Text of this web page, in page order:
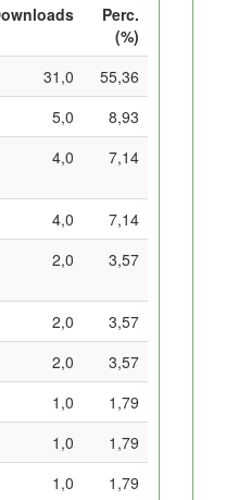
Perc.
(%)
31,0
55,36
5,0
8,93
4,0 7,14
4,0
7,14
2,0 3,57
2,0
3,57
2,0
3,57
1,0
1,79
1,0
1,79
1,0
1,79